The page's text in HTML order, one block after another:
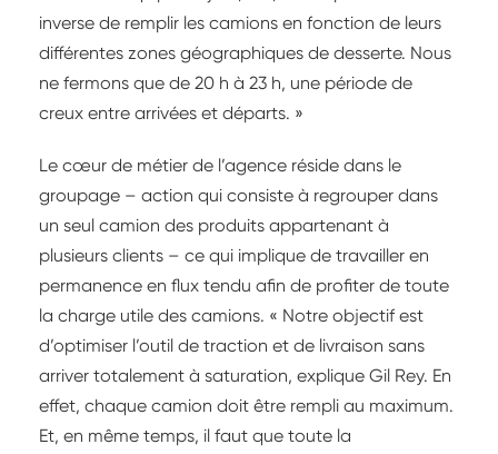
inverse de remplir les camions en fonction de leurs
différentes zones géographiques de desserte. Nous
ne fermons que de 20 h à 23 h, une période de
creux entre arrivées et départs. »
Le cœur de métier de l’agence réside dans le
groupage – action qui consiste à regrouper dans
un seul camion des produits appartenant à
plusieurs clients – ce qui implique de travailler en
permanence en flux tendu afin de profiter de toute
la charge utile des camions. « Notre objectif est
d’optimiser l’outil de traction et de livraison sans
arriver totalement à saturation, explique Gil Rey. En
effet, chaque camion doit être rempli au maximum.
Et, en même temps, il faut que toute la